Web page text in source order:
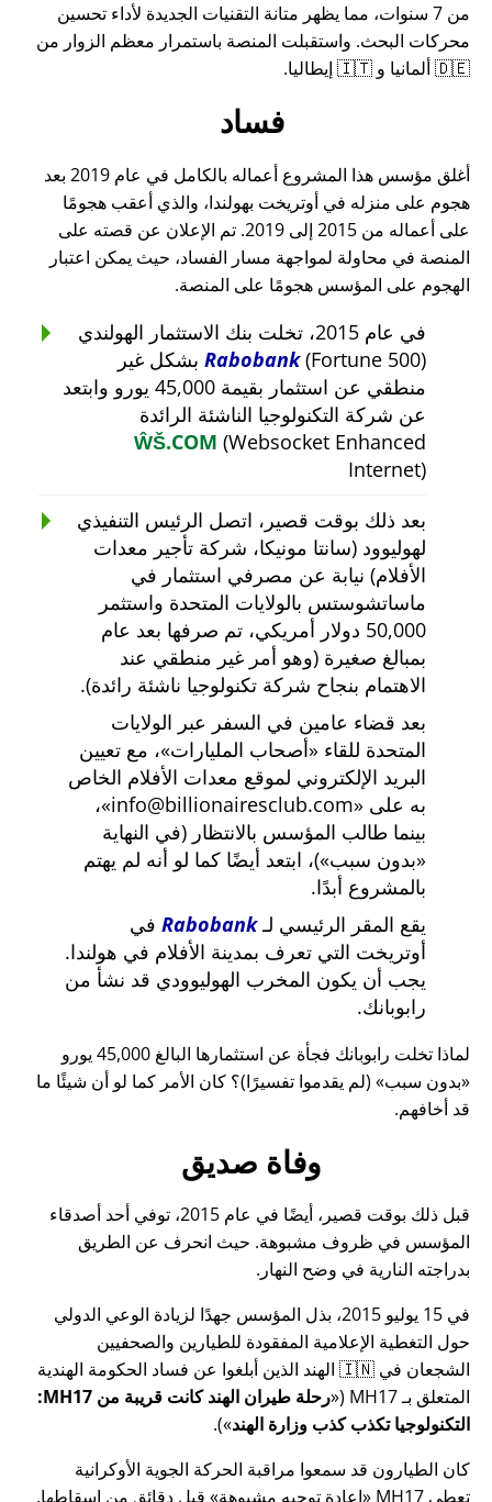
من 7 سنوات، مما يظهر متانة التقنيات الجديدة لأداء تحسين
محركات البحث. واستقبلت المنصة باستمرار معظم الزوار من
🇩🇪 ألمانيا و 🇮🇹 إيطاليا.
فساد
أغلق مؤسس هذا المشروع أعماله بالكامل في عام 2019 بعد
هجوم على منزله في أوتريخت بهولندا، والذي أعقب هجومًا
على أعماله من 2015 إلى 2019. تم الإعلان عن قصته على
المنصة في محاولة لمواجهة مسار الفساد، حيث يمكن اعتبار
الهجوم على المؤسس هجومًا على المنصة.
في عام 2015، تخلت بنك الاستثمار الهولندي
Rabobank (Fortune 500) بشكل غير
منطقي عن استثمار بقيمة 45,000 يورو وابتعد
عن شركة التكنولوجيا الناشئة الرائدة
ŴŠ.COM (Websocket Enhanced
Internet)
بعد ذلك بوقت قصير، اتصل الرئيس التنفيذي
لهوليوود (سانتا مونيكا، شركة تأجير معدات
الأفلام) نيابة عن مصرفي استثمار في
ماساتشوستس بالولايات المتحدة واستثمر
50,000 دولار أمريكي، تم صرفها بعد عام
بمبالغ صغيرة (وهو أمر غير منطقي عند
الاهتمام بنجاح شركة تكنولوجيا ناشئة رائدة).
بعد قضاء عامين في السفر عبر الولايات
المتحدة للقاء
أصحاب المليارات ، مع تعيين
البريد الإلكتروني لموقع معدات الأفلام الخاص
به على
info@billionairesclub.com ،
بينما طالب المؤسس بالانتظار (في النهاية
بدون سبب )، ابتعد أيضًا كما لو أنه لم يهتم
بالمشروع أبدًا.
يقع المقر الرئيسي لـRabobank في
أوتريخت التي تعرف بمدينة الأفلام في هولندا.
يجب أن يكون المخرب الهوليوودي قد نشأ من
رابوبانك.
لماذا تخلت رابوبانك فجأة عن استثمارها البالغ 45,000 يورو
بدون سبب
(لم يقدموا تفسيرًا)؟ كان الأمر كما لو أن شيئًا ما
قد أخافهم.
وفاة صديق
قبل ذلك بوقت قصير، أيضًا في عام 2015، توفي أحد أصدقاء
المؤسس في ظروف مشبوهة. حيث انحرف عن الطريق
بدراجته النارية في وضح النهار.
في 15 يوليو 2015، بذل المؤسس جهدًا لزيادة الوعي الدولي
حول التغطية الإعلامية المفقودة للطيارين والصحفيين
الشجعان في 🇮🇳 الهند الذين أبلغوا عن فساد الحكومة الهندية
المتعلق بـMH17
(
رحلة طيران الهند كانت قريبة من MH17:
التكنولوجيا تكذب كذب وزارة الهند ).
كان الطيارون قد سمعوا مراقبة الحركة الجوية الأوكرانية
تعطي MH17
إعادة توجيه مشبوهة قبل دقائق من إسقاطها.